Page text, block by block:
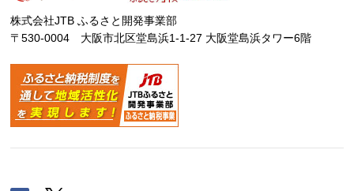
株式会社JTB ふるさと開発事業部
〒530-0004 大阪市北区堂島浜1-1-27 大阪堂島浜タワー6階